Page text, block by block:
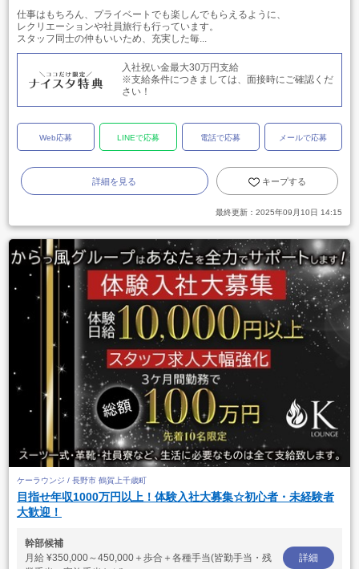
仕事はもちろん、プライベートでも楽しんでもらえるように、
レクリエーションや社員旅行も行っています。
スタッフ同士の仲もいいため、充実した毎...
入社祝い金最大30万円支給
※支給条件につきましては、面接時にご確認くだ
さい！
Web応募 LINEで応募 電話で応募 メールで応募
詳細を見る キープする
最終更新： 2025年09月10日 14:15
ケーラウンジ / 長野市 鶴賀上千歳町
目指せ年収1000万円以上！体験入社大募集☆初心者・未経験者
大歓迎！
幹部候補
月給 ¥350,000～450,000＋歩合＋各種手当(皆勤手当・残
詳細